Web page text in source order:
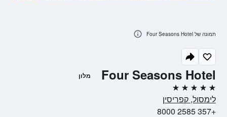
Four Seasons Hotel מלון
5 כוכבים
לימסול, קפריסין
+357 2585 8000
תמונה של Four Seasons Hotel